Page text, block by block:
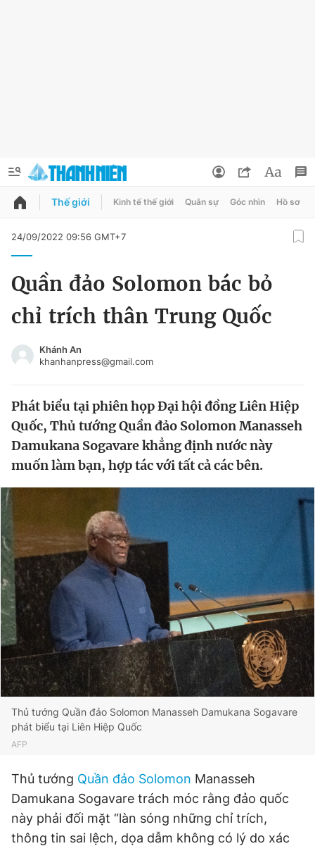
QUẢNG CÁO
Chuyên mục
Chào ngày mới
Tin thị trường Tin 360
Video Magazine
Sản phẩm khác
Tiện ích Bạn cần biết
Thông tin tòa soạn Liên hệ quảng cáo
Đọc Thanh Niên trên điện thoại
Hotline
0906 645 777
Liên hệ quảng cáo
0908 780 404
Đổi mật khẩu
Tin đã lưu
Tin đã xem
Thế giới Kinh tế thế giới Quân sự Góc nhìn Hồ sơ
24/09/2022 09:56 GMT+7
Quần đảo Solomon bác bỏ
chỉ trích thân Trung Quốc
Khánh An
khanhanpress@gmail.com
Phát biểu tại phiên họp Đại hội đồng Liên Hiệp
Quốc, Thủ tướng Quần đảo Solomon Manasseh
Damukana Sogavare khẳng định nước này
muốn làm bạn, hợp tác với tất cả các bên.
Thủ tướng Quần đảo Solomon Manasseh Damukana Sogavare
phát biểu tại Liên Hiệp Quốc
AFP
Thủ tướng Quần đảo Solomon Manasseh
Damukana Sogavare trách móc rằng đảo quốc
này phải đối mặt “làn sóng những chỉ trích,
thông tin sai lệch, dọa dẫm không có lý do xác